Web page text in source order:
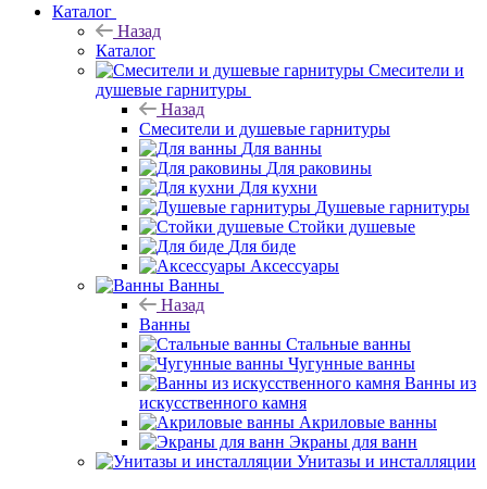
Каталог
Назад
Каталог
Смесители и
душевые гарнитуры
Назад
Смесители и душевые гарнитуры
Для ванны
Для раковины
Для кухни
Душевые гарнитуры
Стойки душевые
Для биде
Аксессуары
Ванны
Назад
Ванны
Стальные ванны
Чугунные ванны
Ванны из
искусственного камня
Акриловые ванны
Экраны для ванн
Унитазы и инсталляции